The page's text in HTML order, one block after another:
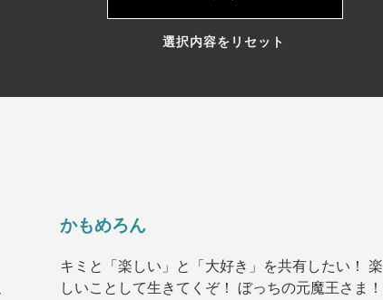
選択内容をリセット
かもめろん
キミと「楽しい」と「大好き」を共有したい！ 楽
しいことして生きてくぞ！ ぼっちの元魔王さま！